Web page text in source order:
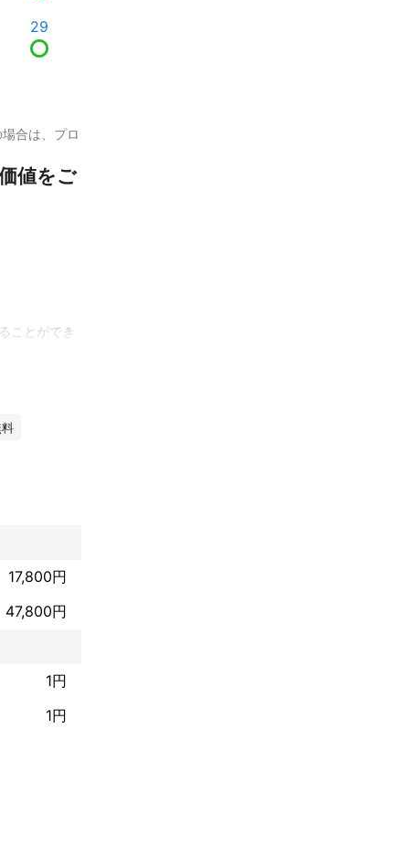
29
合は、プロ
値をご
ことができ
ので、迅
17,800円
47,800円
1円
1円